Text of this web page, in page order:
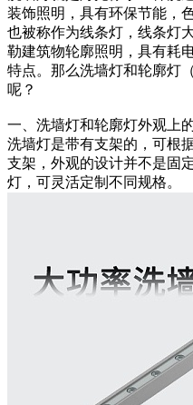
装饰照明，具有环保节能，
也被称作为线条灯，线条灯
勒建筑物轮廓照明，具有耗
特点。那么洗墙灯和轮廓灯
呢？
一、洗墙灯和轮廓灯外观上
洗墙灯是带有支架的，可根
支架，外观的设计并不是固
灯，可灵活定制不同规格。